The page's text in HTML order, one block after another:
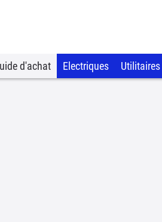
d'achat Electriques Utilitaires